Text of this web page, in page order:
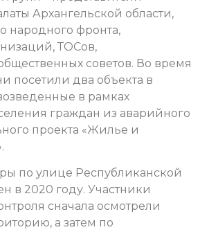
Архангельской области,
народного фронта,
ТОСов,
советов. Во время
посетили два объекта в
в рамках
граждан из аварийного
проекта «Жилье и
по улице Республиканской
в 2020 году. Участники
сначала осмотрели
а затем по